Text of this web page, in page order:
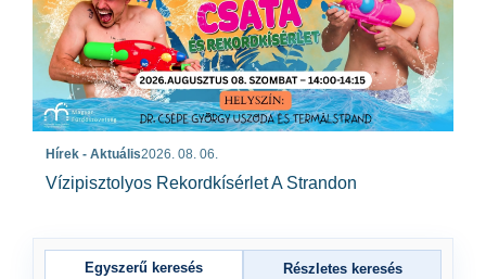
Hírek - Aktuális2026. 08. 06.
Vízipisztolyos Rekordkísérlet A Strandon
Egyszerű keresés Részletes keresés